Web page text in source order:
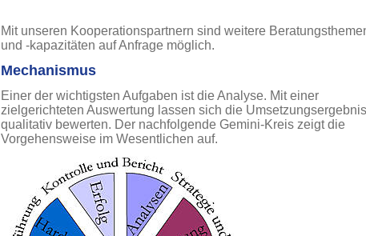
Mit unseren Kooperationspartnern sind weitere
und -kapazitäten auf Anfrage möglich.
Mechanismus
Einer der wichtigsten Aufgaben ist die Analyse. Mit einer
zielgerichteten Auswertung lassen sich die
qualitativ bewerten. Der nachfolgende Gemini-Kreis zeigt die
Vorgehensweise im Wesentlichen auf.